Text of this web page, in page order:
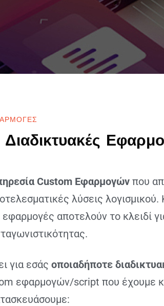
Custom Εφαρμογών που
λύσεις
αποτελούν το κλειδί
για εσάς οποιαδήποτε
εφαρμογών/script που έχουμε